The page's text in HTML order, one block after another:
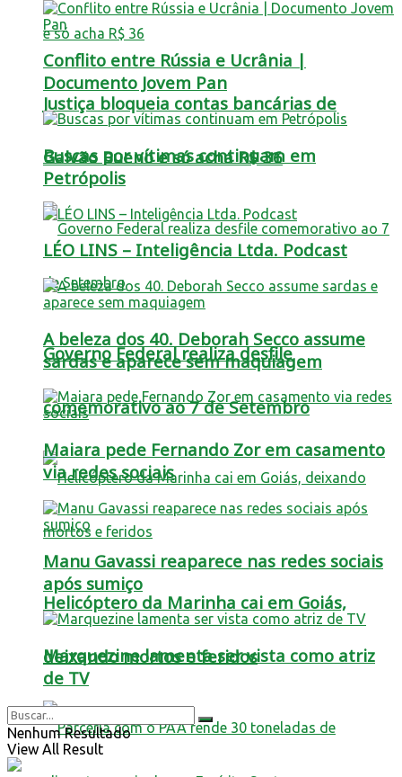
Justiça bloqueia contas bancárias de
Galvão Bueno e só acha R$ 36
Governo Federal realiza desfile
comemorativo ao 7 de Setembro
Helicóptero da Marinha cai em Goiás,
deixando mortos e feridos
Conflito entre Rússia e Ucrânia |
Documento Jovem Pan
Buscas por vítimas continuam em
Petrópolis
LÉO LINS – Inteligência Ltda. Podcast
A beleza dos 40. Deborah Secco assume
sardas e aparece sem maquiagem
Maiara pede Fernando Zor em casamento
via redes sociais
Manu Gavassi reaparece nas redes sociais
após sumiço
Marquezine lamenta ser vista como atriz
de TV
Nenhum Resultado
View All Result